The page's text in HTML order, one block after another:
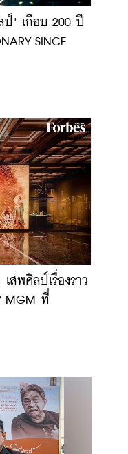
ป์" เกือบ 200 ปี
SINCE
สพศิลป์เรื่องราว
MGM ที่